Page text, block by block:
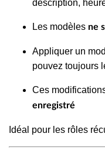
description,
Les modèles ne
Appliquer un
pouvez toujours
Ces
enregistré
Idéal pour les rôles